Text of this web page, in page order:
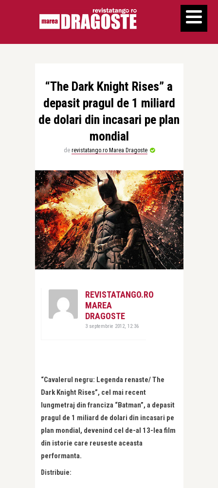
“The Dark Knight Rises” a
depasit pragul de 1 miliard
de dolari din incasari pe plan
mondial
de revistatango.ro Marea Dragoste
REVISTATANGO.RO
MAREA
DRAGOSTE
3 septembrie 2012, 12:36
“Cavalerul negru: Legenda renaste/ The
Dark Knight Rises”, cel mai recent
lungmetraj din franciza “Batman”, a depasit
pragul de 1 miliard de dolari din incasari pe
plan mondial, devenind cel de-al 13-lea film
din istorie care reuseste aceasta
performanta.
Distribuie: